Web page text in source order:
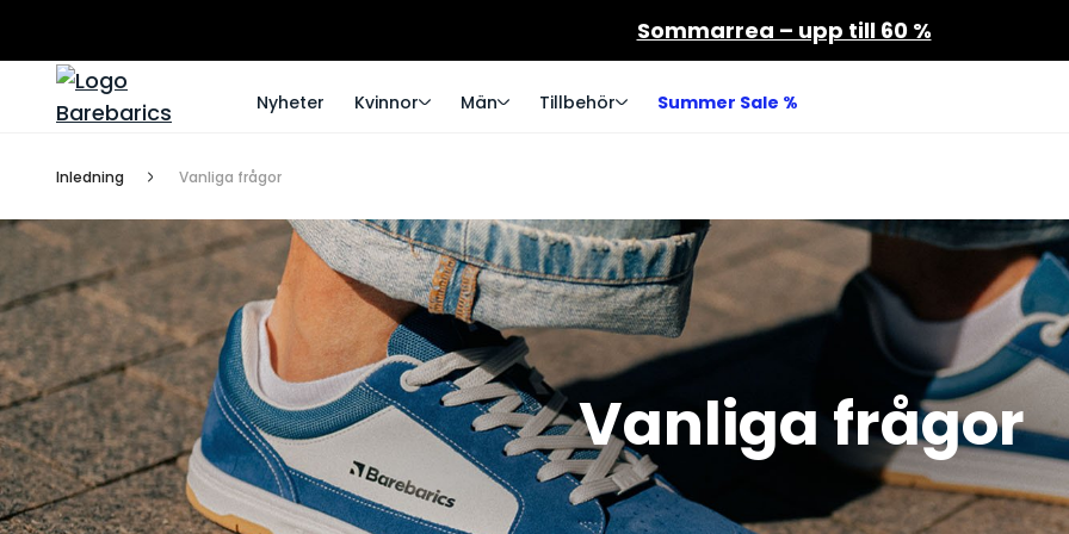
Sommarrea – upp till 60 %
Nyheter Kvinnor Män Tillbehör Summer Sale %
Inledning Vanliga frågor
Vanliga frågor